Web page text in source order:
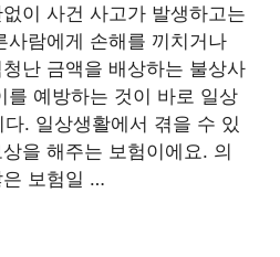
이 사건 사고가 발생하고는
사람에게 손해를 끼치거나
난 금액을 배상하는 불상사
를 예방하는 것이 바로 일상
. 일상생활에서 겪을 수 있
을 해주는 보험이에요. 의
은 보험일 …